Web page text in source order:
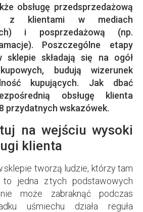
obsługę przedsprzedażową
z klientami w mediach
i posprzedażową (np.
Poszczególne etapy
sklepie składają się na ogół
budują wizerunek
kupujących. Jak dbać
obsługę klienta
przydatnych wskazówek.
na wejściu wysoki
klienta
sklepie tworzą ludzie, którzy tam
to jedna z tych podstawowych
może zabraknąć podczas
uśmiechu działa reguła